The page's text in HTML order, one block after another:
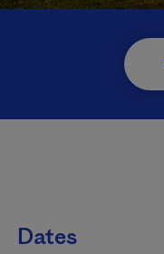
Dates